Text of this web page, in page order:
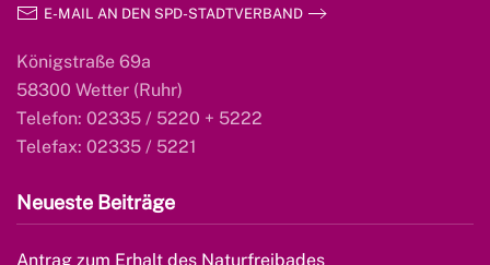
E-MAIL AN DEN SPD-STADTVERBAND
Königstraße 69a
58300 Wetter (Ruhr)
Telefon: 02335 / 5220 + 5222
Telefax: 02335 / 5221
Neueste Beiträge
Antrag zum Erhalt des Naturfreibades